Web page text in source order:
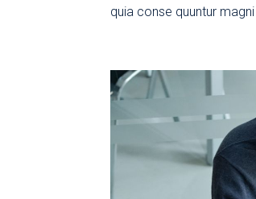
quia conse quuntur